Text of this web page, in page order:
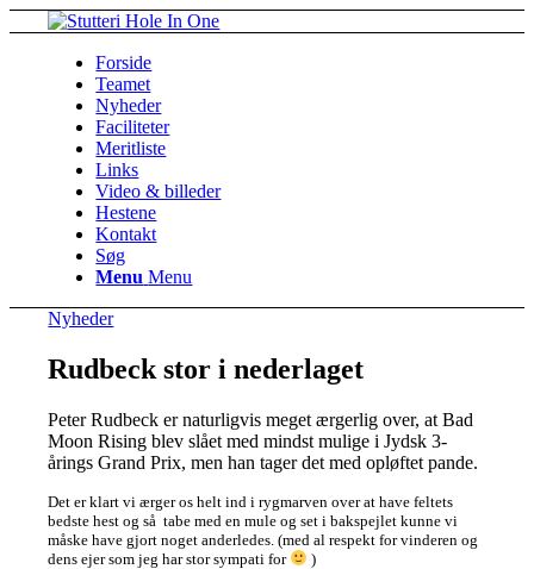
Forside
Teamet
Nyheder
Faciliteter
Meritliste
Links
Video & billeder
Hestene
Kontakt
Søg
Menu Menu
Nyheder
Rudbeck stor i nederlaget
Peter Rudbeck er naturligvis meget ærgerlig over, at Bad
Moon Rising blev slået med mindst mulige i Jydsk 3-
årings Grand Prix, men han tager det med opløftet pande.
Det er klart vi ærger os helt ind i rygmarven over at have feltets
bedste hest og så tabe med en mule og set i bakspejlet kunne vi
måske have gjort noget anderledes. (med al respekt for vinderen og
dens ejer som jeg har stor sympati for
)